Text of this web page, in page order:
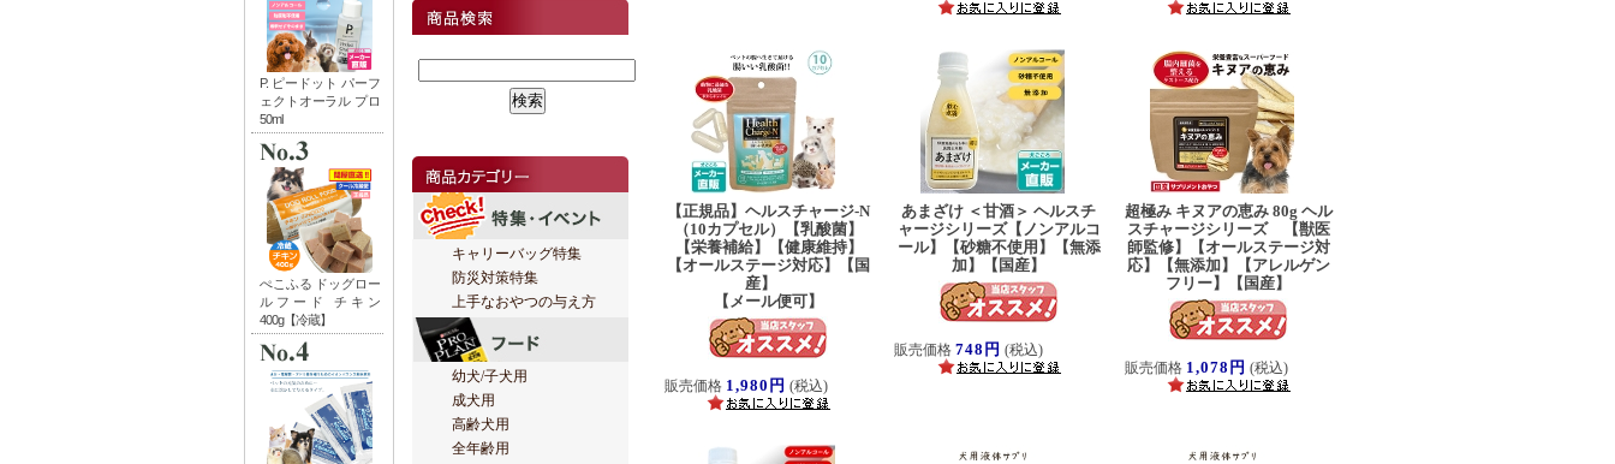
キャリーバッグ特集
防災対策特集
上手なおやつの与え方
幼犬/子犬用
成犬用
高齢犬用
全年齢用
【正規品】ヘルスチャージ-N
（10カプセル）【乳酸菌】
【栄養補給】【健康維持】
【オールステージ対応】【国
産】
【メール便可】
販売価格 1,980円 (税込)
あまざけ ＜甘酒＞ ヘルスチ
ャージシリーズ【ノンアルコ
ール】【砂糖不使用】【無添
加】【国産】
販売価格 748円 (税込)
超極み キヌアの恵み 80g ヘル
スチャージシリーズ 【獣医
師監修】【オールステージ対
応】【無添加】【アレルゲン
フリー】【国産】
販売価格 1,078円 (税込)